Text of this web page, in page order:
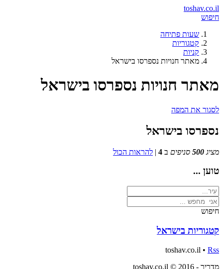
toshav.co.il
חיפוש
שעות פתיחה
קטגוריות
קניות
מאתר חנויות נספרסו בישראל
מאתר חנויות נספרסו בישראל
לסגור את המפה
נספרסו בישראל
מציג 500 סניפים ב 4
| להראות הכול
טוען ...
חיפוש
קטגוריות בישראל
toshav.co.il • Rss
מדריך - toshav.co.il © 2016